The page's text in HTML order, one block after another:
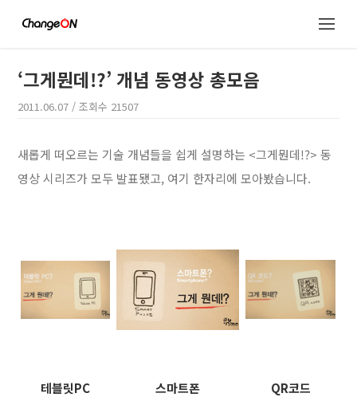
‘그게뭔데!?’ 개념 동영상 총모음
2011.06.07 / 조회수 21507
새롭게 떠오르는 기술 개념들을 쉽게 설명하는 <그게뭔데!?> 동
영상 시리즈가 모두 발표됐고, 여기 한자리에 모아봤습니다.
테블릿PC 스마트폰 QR코드